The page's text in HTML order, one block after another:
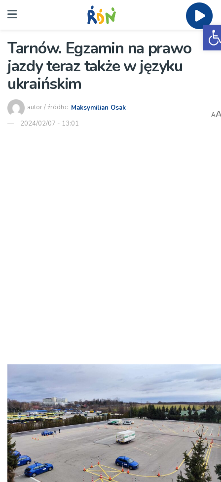
Tarnów. Egzamin na prawo
jazdy teraz także w języku
ukraińskim
autor / źródło: Maksymilian Osak
2024/02/07 - 13:01
A